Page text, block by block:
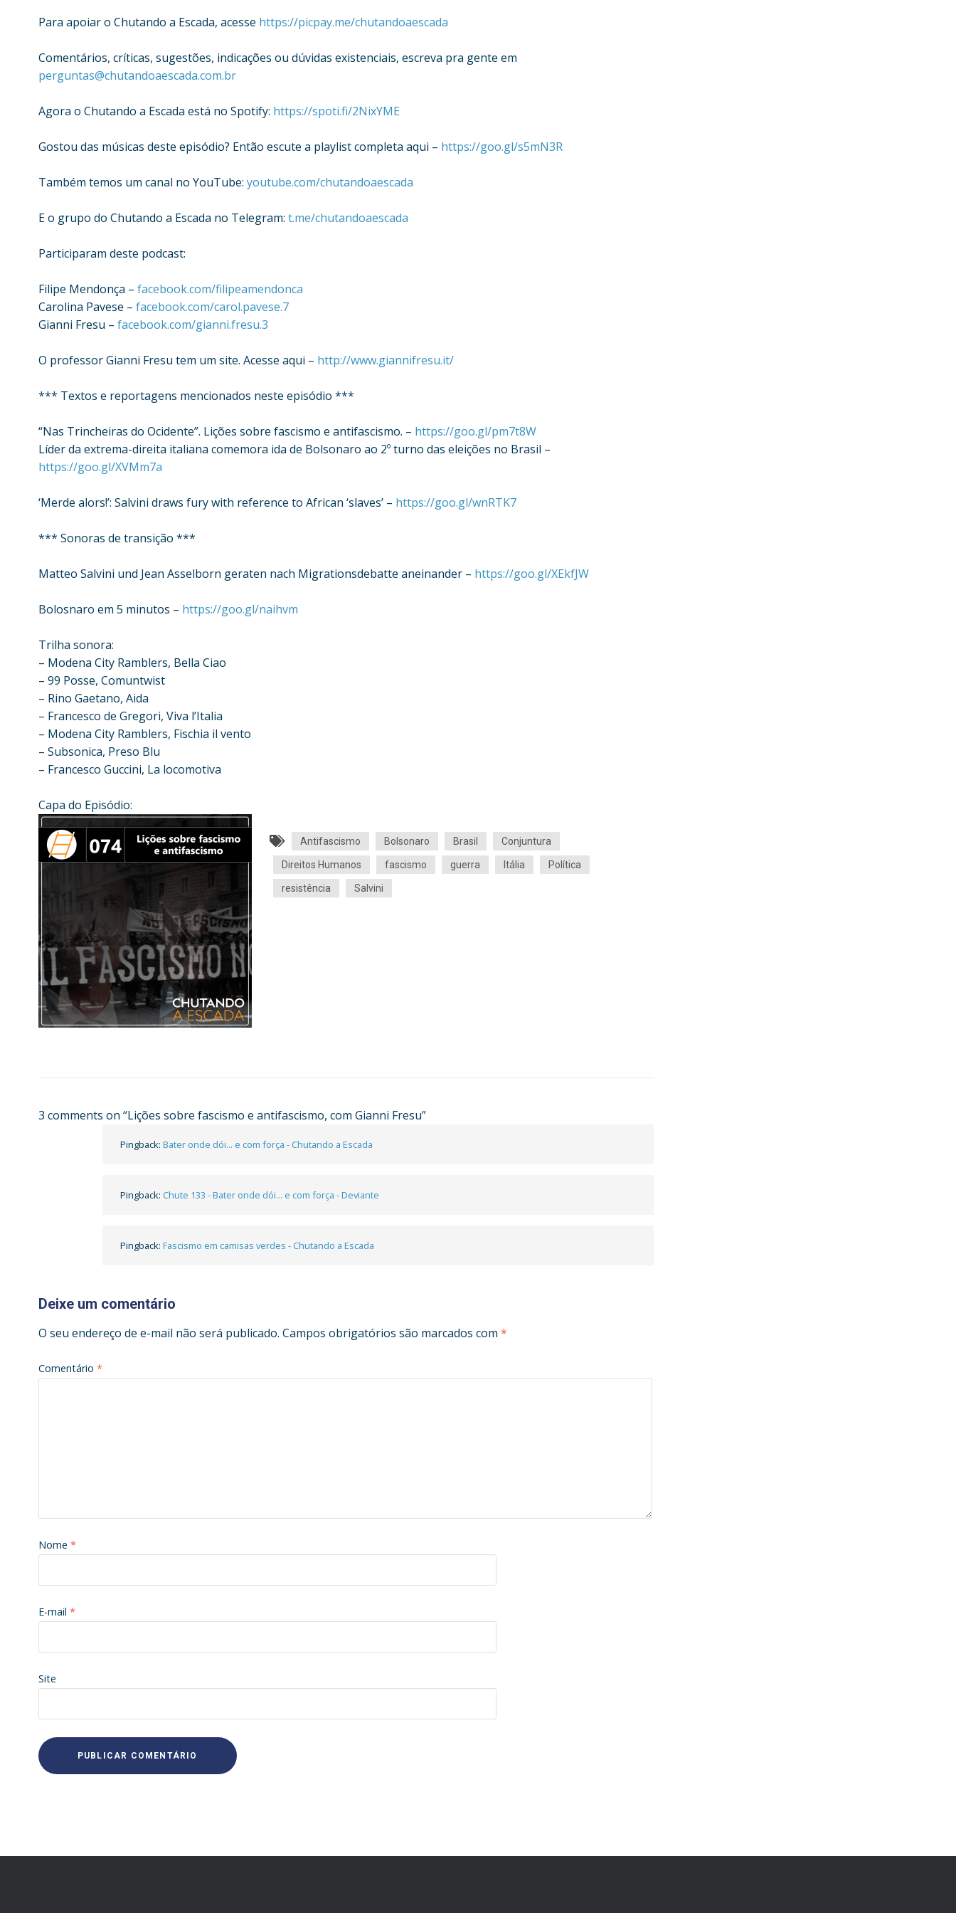
Para apoiar o Chutando a Escada, acesse https://picpay.me/chutandoaescada
Comentários, críticas, sugestões, indicações ou dúvidas existenciais, escreva pra gente em
perguntas@chutandoaescada.com.br
Agora o Chutando a Escada está no Spotify: https://spoti.fi/2NixYME
Gostou das músicas deste episódio? Então escute a playlist completa aqui – https://goo.gl/s5mN3R
Também temos um canal no YouTube: youtube.com/chutandoaescada
E o grupo do Chutando a Escada no Telegram: t.me/chutandoaescada
Participaram deste podcast:
Filipe Mendonça – facebook.com/filipeamendonca
Carolina Pavese – facebook.com/carol.pavese.7
Gianni Fresu – facebook.com/gianni.fresu.3
O professor Gianni Fresu tem um site. Acesse aqui – http://www.giannifresu.it/
*** Textos e reportagens mencionados neste episódio ***
“Nas Trincheiras do Ocidente”. Lições sobre fascismo e antifascismo. – https://goo.gl/pm7t8W
Líder da extrema-direita italiana comemora ida de Bolsonaro ao 2º turno das eleições no Brasil –
https://goo.gl/XVMm7a
‘Merde alors!’: Salvini draws fury with reference to African ‘slaves’ – https://goo.gl/wnRTK7
*** Sonoras de transição ***
Matteo Salvini und Jean Asselborn geraten nach Migrationsdebatte aneinander – https://goo.gl/XEkfJW
Bolosnaro em 5 minutos – https://goo.gl/naihvm
Trilha sonora:
– Modena City Ramblers, Bella Ciao
– 99 Posse, Comuntwist
– Rino Gaetano, Aida
– Francesco de Gregori, Viva l’Italia
– Modena City Ramblers, Fischia il vento
– Subsonica, Preso Blu
– Francesco Guccini, La locomotiva
Capa do Episódio:
Antifascismo Bolsonaro Brasil Conjuntura
Direitos Humanos fascismo guerra Itália Política
resistência Salvini
3 comments on “Lições sobre fascismo e antifascismo, com Gianni Fresu”
Pingback: Bater onde dói... e com força - Chutando a Escada
Pingback: Chute 133 - Bater onde dói... e com força - Deviante
Pingback: Fascismo em camisas verdes - Chutando a Escada
Deixe um comentário
O seu endereço de e-mail não será publicado. Campos obrigatórios são marcados com *
Comentário *
Nome *
E-mail *
Site